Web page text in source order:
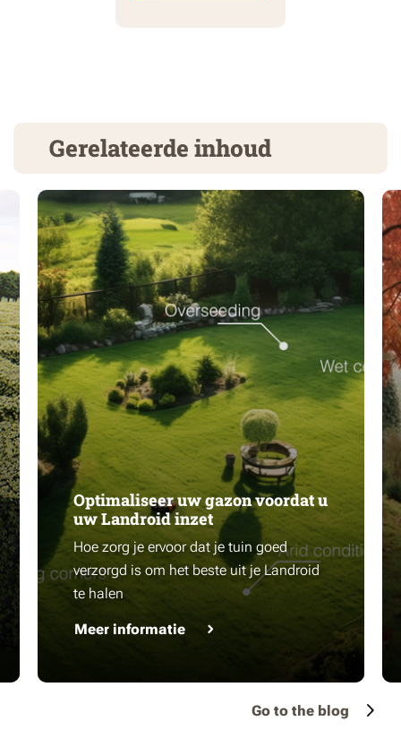
Gerelateerde inhoud
Optimaliseer uw gazon voordat u
uw Landroid inzet
Hoe zorg je ervoor dat je tuin goed
verzorgd is om het beste uit je Landroid
te halen
Meer informatie
Go to the blog